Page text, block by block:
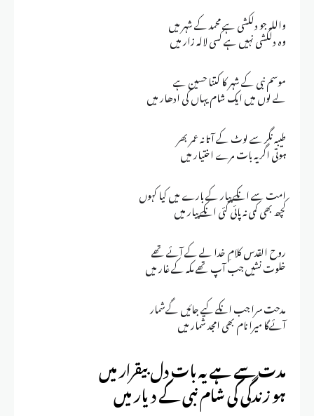
واللہ جو دلکشی ہے محمد کے شہر میں
وہ دلکشی نہیں ہے کسی لالہ زار میں
موسم نبی کے شہر کا کتنا حسین ہے
لے لوں میں ایک شام یہاں کی ادھار میں
طیبہ نگر سے لوٹ کے آتا نہ عمر بھر
ہوتی اگر یہ بات مرے اختیار میں
امت سے انکے پیار کے بارے میں کیا کہوں
کچھ بھی کمی نہ پائی گئی انکے پیار میں
روح القدس کلامِ خدا لے کے آئے تھے
خلوت نشیں جب آپ تھے مکہ کے غار میں
مدحت سرا جب انکے کیے جائیں گےشمار
آئےگا میرا نام بھی امجد شمار میں
مدت سے ہے یہ بات دل بیقرار میں
ہو زندگی کی شام نبی کے دیار میں